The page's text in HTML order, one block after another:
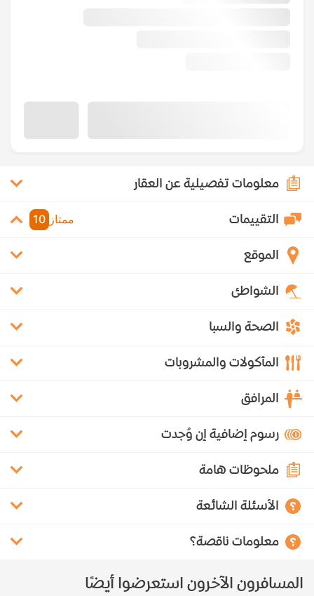
معلومات تفصيلية عن العقار
التقييمات ممتاز 10
الموقع
الشواطئ
الصحة والسبا
المأكولات والمشروبات
المرافق
رسوم إضافية إن وُجدت
ملحوظات هامة
الأسئلة الشائعة
معلومات ناقصة؟
المسافرون الآخرون استعرضوا أيضًا